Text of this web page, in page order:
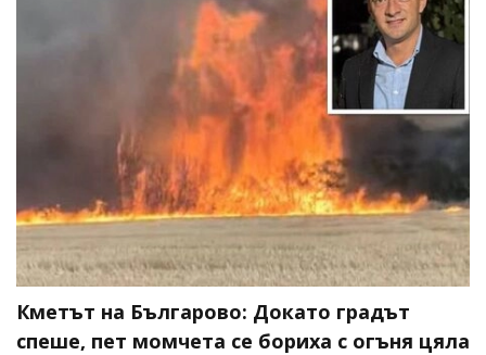
Кметът на Българово: Докато градът
спеше, пет момчета се бориха с огъня цяла